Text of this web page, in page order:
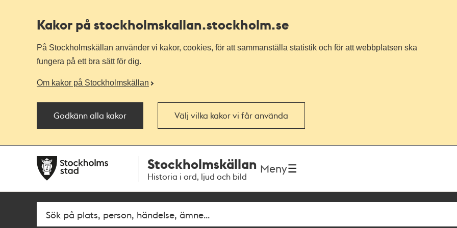
Kakor på stockholmskallan.stockholm.se
På Stockholmskällan använder vi kakor, cookies, för att sammanställa statistik och för att webbplatsen ska
fungera på ett bra sätt för dig.
Om kakor på Stockholmskällan
Godkänn alla kakor Välj vilka kakor vi får använda
navigationen
huvudinnehållet
Stockholmskällan
Historia i ord, ljud och bild
Meny
SökFritextsök